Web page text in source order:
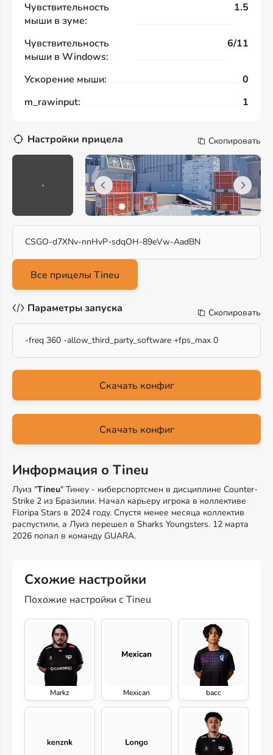
Чувствительность
мыши в зуме:
1.5
Чувствительность
мыши в Windows:
6/11
Ускорение мыши:
0
m_rawinput:
1
Настройки прицела Скопировать
CSGO-d7XNv-nnHvP-sdqOH-89eVw-AadBN
Параметры запуска Скопировать
-freq 360 -allow_third_party_software +fps_max 0
Скачать конфиг
Скачать конфиг
Информация о Tineu
Луиз "Tineu" Тинеу - киберспортсмен в дисциплине Counter-
Strike 2 из Бразилии. Начал карьеру игрока в коллективе
Floripa Stars в 2024 году. Спустя менее месяца коллектив
распустили, а Луиз перешел в Sharks Youngsters. 12 марта
2026 попал в команду GUARA.
Схожие настройки
Похожие настройки с Tineu
Markz Mexican bacc